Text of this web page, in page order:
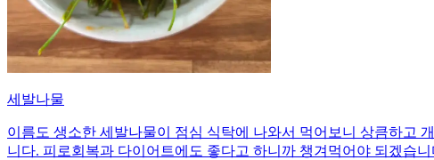
세발나물
이름도 생소한 세발나물이 점심 식탁에 나와서 먹어보니 상큼하고
니다. 피로회복과 다이어트에도 좋다고 하니까 챙겨먹어야 되겠습니